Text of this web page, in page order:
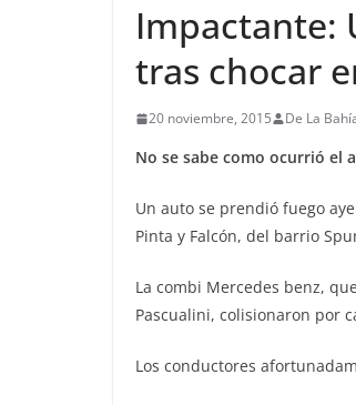
Impactante:
tras chocar
20 noviembre, 2015 De La
No se sabe como ocurrió el
Un auto se prendió fuego
Pinta y Falcón, del barrio
La combi Mercedes benz,
Pascualini, colisionaron por
Los conductores